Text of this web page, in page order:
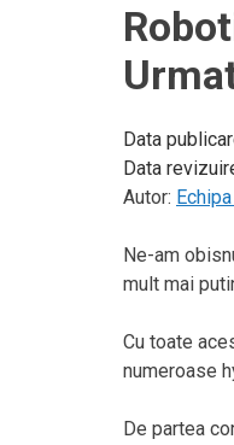
Data
Data
Autor:
Ne-am
mult mai
Cu toate
numeroase
De partea